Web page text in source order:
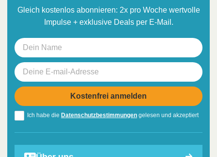
Gleich kostenlos abonnieren: 2x pro Woche wertvolle
Impulse + exklusive Deals per E-Mail.
Ich habe die Datenschutzbestimmungen gelesen und akzeptiert